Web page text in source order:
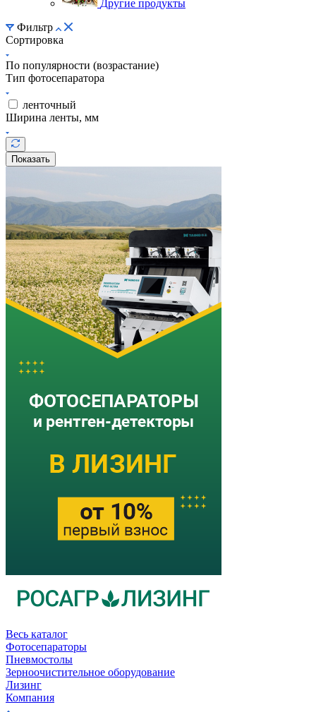
Другие продукты
Фильтр
Сортировка
По популярности (возрастание)
Тип фотосепаратора
ленточный
Ширина ленты, мм
Показать
Весь каталог
Фотосепараторы
Пневмостолы
Зерноочистительное оборудование
Лизинг
Компания